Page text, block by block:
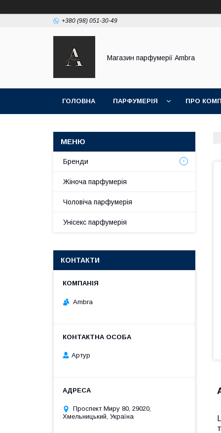
+380 (98) 051-30-49
Магазин парфумерії Ambra
ГОЛОВНА ПАРФУМЕРІЯ ПРО
Бренди
Жіноча парфумерія
Чоловіча парфумерія
Унісекс парфумерія
КОНТАКТИ
Ambra
Артур
Проспект Миру 80, 29020,
Хмельницький, Україна